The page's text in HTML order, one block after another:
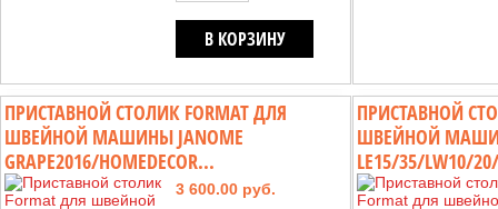
В КОРЗИНУ
ПРИСТАВНОЙ СТОЛИК FORMAT ДЛЯ
ШВЕЙНОЙ МАШИНЫ JANOME
GRAPE2016/HOMEDECOR...
3 600.00 руб.
ПРИСТАВНОЙ
ШВЕЙНОЙ
LE15/35/LW10/